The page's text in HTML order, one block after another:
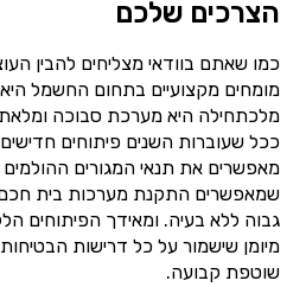
הצרכים שלכם
כמו שאתם בוודאי מצליחים להבין
מומחים מקצועיים בתחום החשמל
מלכתחילה היא מערכת סבוכה
ככל שעוברות השנים פיתוחים חדישים
שמאפשרים התקנת מערכות בית
גבוה ללא בעיה. ומאידך הפיתוחים
מיומן שישמור על כל דרישות
שוטפת קבועה.